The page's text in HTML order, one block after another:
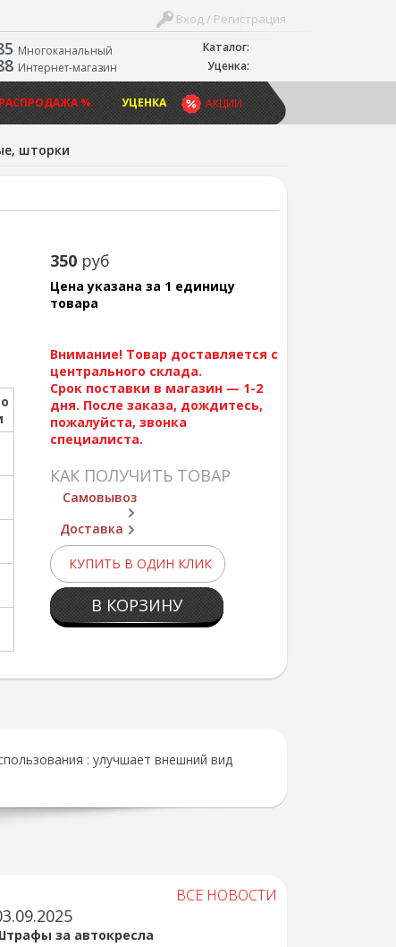
Каталог:
Уценка:
Вход / Регистрация
Многоканальный
Интернет-магазин
АКЦИИ
% УЦЕНКА
шторки
350 руб
Цена указана за 1 единицу
товара
Внимание! Товар доставляется с
центрального склада.
Срок поставки в магазин — 1-2
дня. После заказа, дождитесь,
пожалуйста, звонка
специалиста.
КАК ПОЛУЧИТЬ ТОВАР
Самовывоз
Доставка
КУПИТЬ В ОДИН КЛИК
В КОРЗИНУ
: улучшает внешний вид
ВСЕ НОВОСТИ
за автокресла